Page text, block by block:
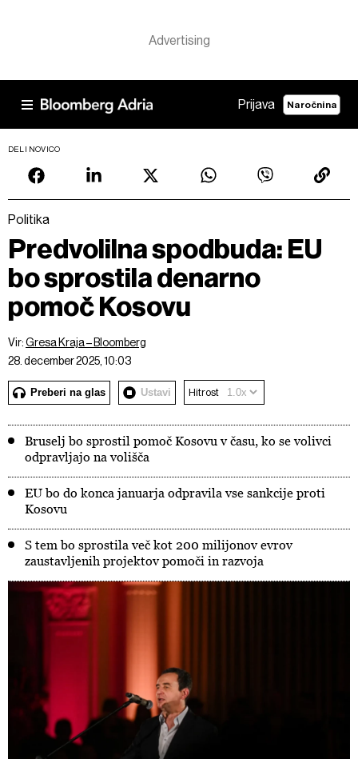
Prijava Naročnina
DELI NOVICO
Politika
Predvolilna spodbuda: EU
bo sprostila denarno
pomoč Kosovu
Vir:Gresa Kraja – Bloomberg
28. december 2025, 10:03
Preberi na glas Ustavi Hitrost
Bruselj bo sprostil pomoč Kosovu v času, ko se volivci
odpravljajo na volišča
EU bo do konca januarja odpravila vse sankcije proti
Kosovu
S tem bo sprostila več kot 200 milijonov evrov
zaustavljenih projektov pomoči in razvoja